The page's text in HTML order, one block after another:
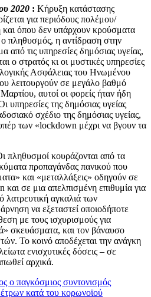
2020 : Κήρυξη κατάστασης
για περιόδους πολέμου/
και όπου δεν υπάρχουν κρούσματα
πληθυσμός, η αντίδραση στην
από τις υπηρεσίες δημόσιας υγείας,
ο στρατός κι οι μυστικές υπηρεσίες
Ασφάλειας του Ηνωμένου
λειτουργούν σε μεγάλο βαθμό
αυτοί οι φορείς ήταν ήδη
υπηρεσίες της δημόσιας υγείας
σχέδιο της δημόσιας υγείας,
των «lockdown μέχρι να βγουν τα
πληθυσμοί κουράζονται από τα
προπαγάνδας πανικού που
και «μεταλλάξεις» οδηγούν σε
σε μια απελπισμένη επιθυμία για
αγκαλιά των
να εξεταστεί οποιοδήποτε
με τους ισχυρισμούς για
σκευάσματα, και τον βάναυσο
Το κοινό αποδέχεται την ανάγκη
ενισχυτικές δόσεις – σε
αρχικά.